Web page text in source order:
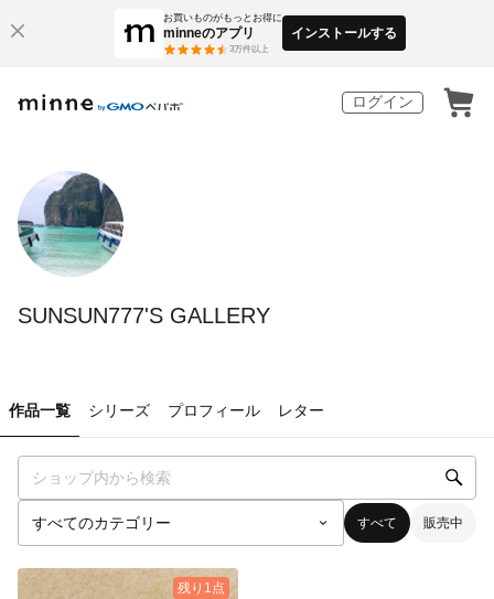
お買いものがもっとお得に
minneのアプリ
3万件以上
インストールする
ログイン
SUNSUN777'S GALLERY
作品一覧 シリーズ プロフィール レター
すべて 販売中
残り1点